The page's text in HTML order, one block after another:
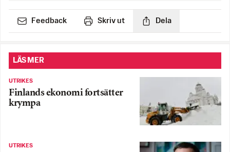
Feedback Skriv ut Dela
LÄS MER
UTRIKES
Finlands ekonomi fortsätter
krympa
UTRIKES